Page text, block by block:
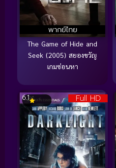
พากย์ไทย
The Game of Hide and
Seek (2005) สยองขวัญ
เกมซ่อนหา
Full HD
6.1